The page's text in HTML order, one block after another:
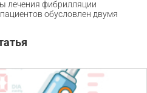
лечения фибрилляции
обусловлен двумя